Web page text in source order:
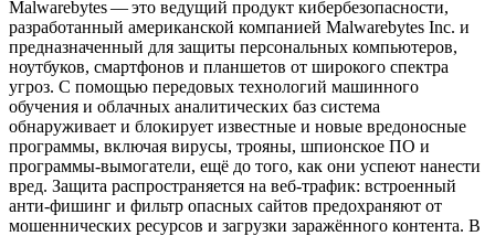
Malwarebytes — это ведущий продукт кибербезопасности,
разработанный американской компанией Malwarebytes Inc. и
предназначенный для защиты персональных компьютеров,
ноутбуков, смартфонов и планшетов от широкого спектра
угроз. С помощью передовых технологий машинного
обучения и облачных аналитических баз система
обнаруживает и блокирует известные и новые вредоносные
программы, включая вирусы, трояны, шпионское ПО и
программы‑вымогатели, ещё до того, как они успеют нанести
вред. Защита распространяется на веб‑трафик: встроенный
анти‑фишинг и фильтр опасных сайтов предохраняют от
мошеннических ресурсов и загрузки заражённого контента. В